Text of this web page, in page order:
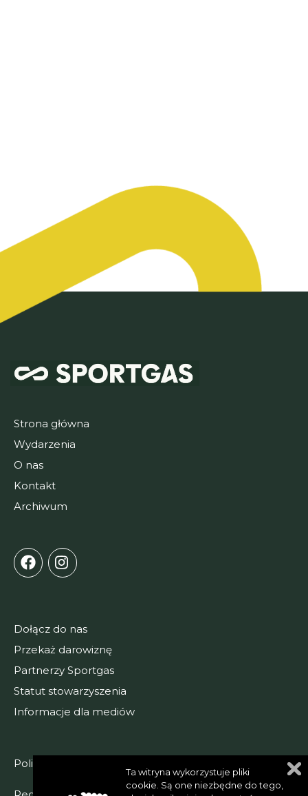
Strona główna
Wydarzenia
O nas
Kontakt
Archiwum
Dołącz do nas
Przekaż darowiznę
Partnerzy Sportgas
Statut stowarzyszenia
Informacje dla mediów
Polityka prywatności
Ta witryna wykorzystuje pliki
cookie. Są one niezbędne do tego,